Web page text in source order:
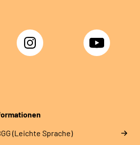
Instagram YouTube
(Leichte Sprache)